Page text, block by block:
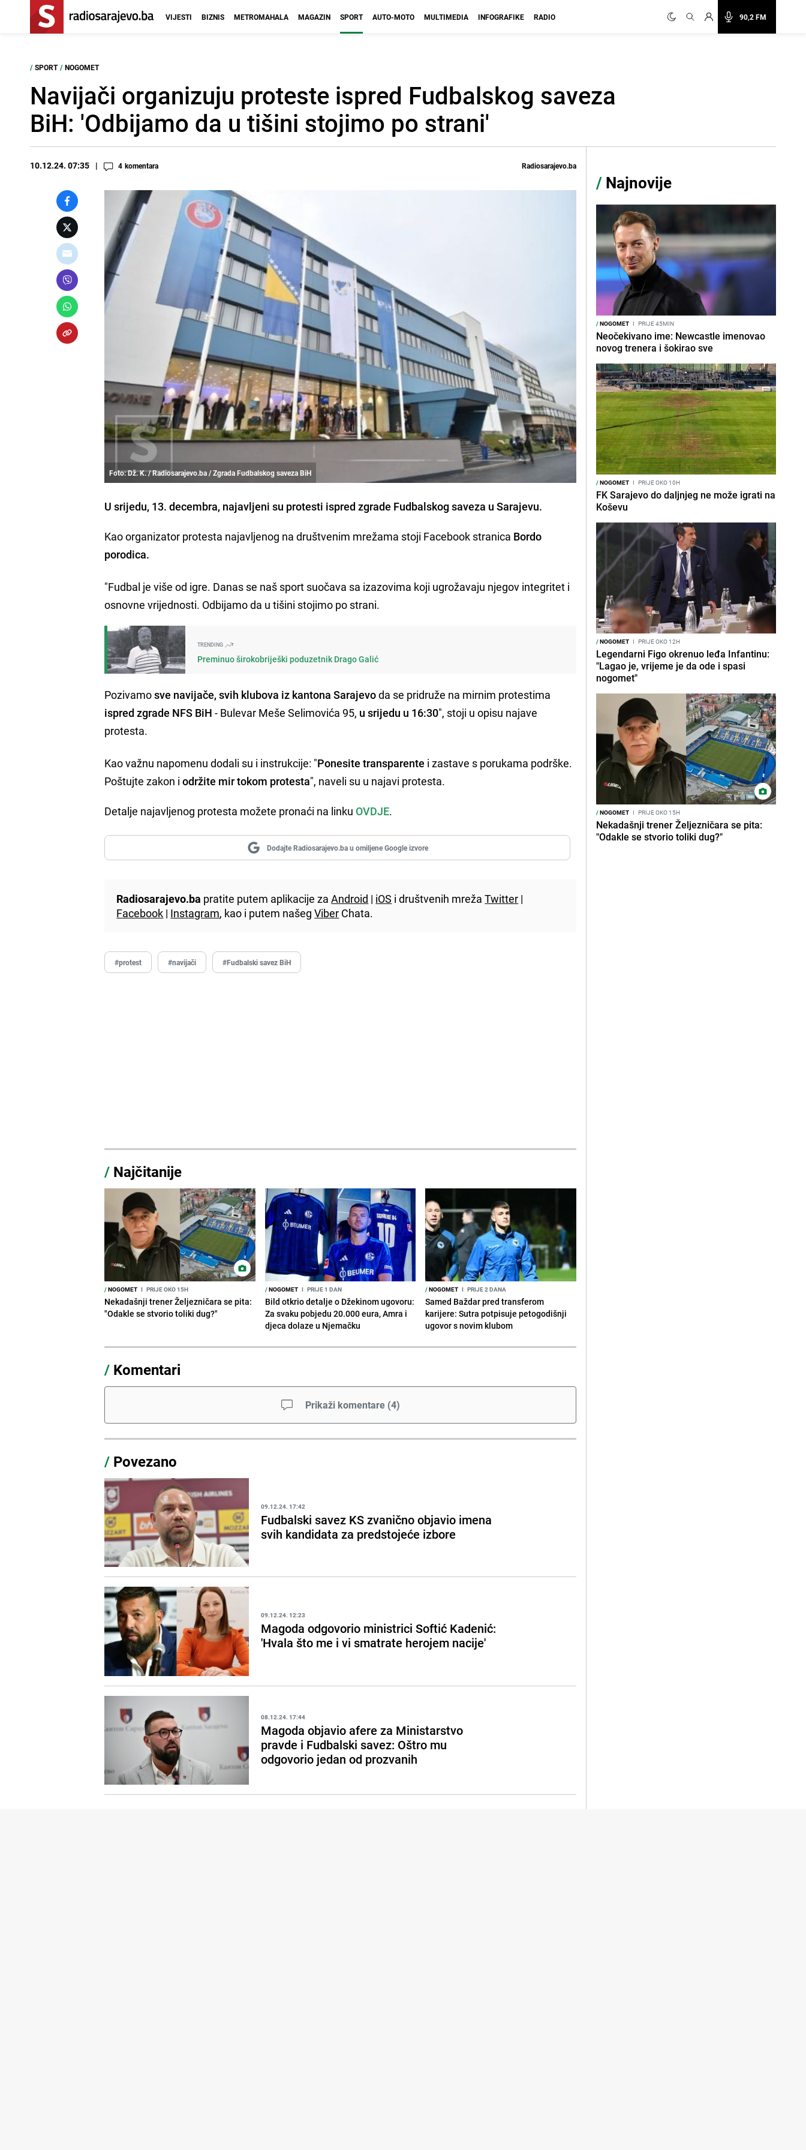
90,2 FM
VIJESTI BIZNIS METROMAHALA MAGAZIN SPORT AUTO-MOTO MULTIMEDIA INFOGRAFIKE RADIO
/ SPORT / NOGOMET
Navijači organizuju proteste ispred Fudbalskog saveza
BiH: 'Odbijamo da u tišini stojimo po strani'
10.12.24. 07:35 4 komentara Radiosarajevo.ba
Foto: Dž. K. / Radiosarajevo.ba / Zgrada Fudbalskog saveza BiH
U srijedu, 13. decembra, najavljeni su protesti ispred zgrade Fudbalskog saveza u Sarajevu.
Kao organizator protesta najavljenog na društvenim mrežama stoji Facebook stranica Bordo
porodica.
"Fudbal je više od igre. Danas se naš sport suočava sa izazovima koji ugrožavaju njegov integritet i
osnovne vrijednosti. Odbijamo da u tišini stojimo po strani.
TRENDING
Preminuo širokobriješki poduzetnik Drago Galić
Pozivamosve navijače, svih klubova iz kantona Sarajevoda se pridruže na mirnim protestima
ispred zgrade NFS BiH - Bulevar Meše Selimovića 95, u srijedu u 16:30", stoji u opisu najave
protesta.
Kao važnu napomenu dodali su i instrukcije: "Ponesite transparente i zastave s porukama podrške.
Poštujte zakon i održite mir tokom protesta", naveli su u najavi protesta.
Detalje najavljenog protesta možete pronaći na linku OVDJE.
Dodajte Radiosarajevo.ba u omiljene Google izvore
Radiosarajevo.ba pratite putem aplikacije zaAndroid | iOS i društvenih mrežaTwitter |
Facebook | Instagram, kao i putem našegViber Chata.
#protest #navijači #Fudbalski savez BiH
/ Najčitanije
/NOGOMET I PRIJE OKO 15H
Nekadašnji trener Željezničara se pita:
"Odakle se stvorio toliki dug?"
/NOGOMET I PRIJE 1 DAN
Bild otkrio detalje o Džekinom ugovoru:
Za svaku pobjedu 20.000 eura, Amra i
djeca dolaze u Njemačku
/NOGOMET I PRIJE 2 DANA
Samed Baždar pred transferom
karijere: Sutra potpisuje petogodišnji
ugovor s novim klubom
/ Komentari
Prikaži komentare (4)
/ Povezano
09.12.24. 17:42
Fudbalski savez KS zvanično objavio imena
svih kandidata za predstojeće izbore
09.12.24. 12:23
Magoda odgovorio ministrici Softić Kadenić:
'Hvala što me i vi smatrate herojem nacije'
08.12.24. 17:44
Magoda objavio afere za Ministarstvo
pravde i Fudbalski savez: Oštro mu
odgovorio jedan od prozvanih
/ Najnovije
/NOGOMET I PRIJE 45MIN
Neočekivano ime: Newcastle imenovao
novog trenera i šokirao sve
/NOGOMET I PRIJE OKO 10H
FK Sarajevo do daljnjeg ne može igrati na
Koševu
/NOGOMET I PRIJE OKO 12H
Legendarni Figo okrenuo leđa Infantinu:
"Lagao je, vrijeme je da ode i spasi
nogomet"
/NOGOMET I PRIJE OKO 15H
Nekadašnji trener Željezničara se pita:
"Odakle se stvorio toliki dug?"